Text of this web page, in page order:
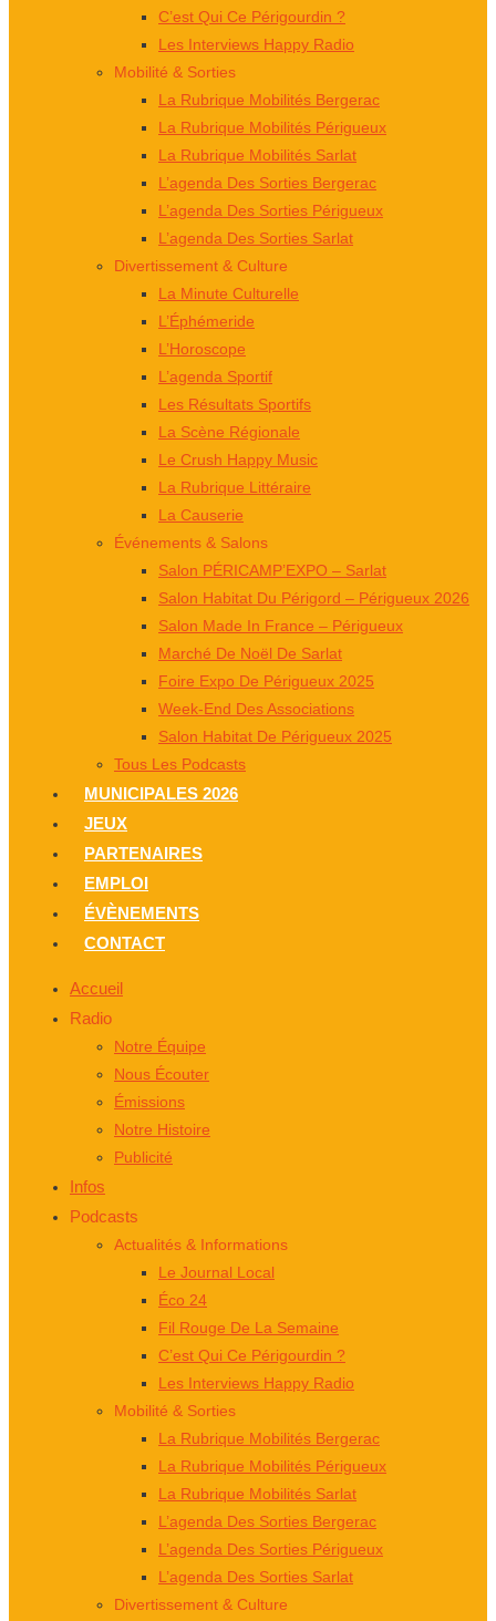
C’est Qui Ce Périgourdin ?
Les Interviews Happy Radio
Mobilité & Sorties
La Rubrique Mobilités Bergerac
La Rubrique Mobilités Périgueux
La Rubrique Mobilités Sarlat
L’agenda Des Sorties Bergerac
L’agenda Des Sorties Périgueux
L’agenda Des Sorties Sarlat
Divertissement & Culture
La Minute Culturelle
L’Éphémeride
L’Horoscope
L’agenda Sportif
Les Résultats Sportifs
La Scène Régionale
Le Crush Happy Music
La Rubrique Littéraire
La Causerie
Événements & Salons
Salon PÉRICAMP’EXPO – Sarlat
Salon Habitat Du Périgord – Périgueux 2026
Salon Made In France – Périgueux
Marché De Noël De Sarlat
Foire Expo De Périgueux 2025
Week-End Des Associations
Salon Habitat De Périgueux 2025
Tous Les Podcasts
MUNICIPALES 2026
JEUX
PARTENAIRES
EMPLOI
ÉVÈNEMENTS
CONTACT
Accueil
Radio
Notre Équipe
Nous Écouter
Émissions
Notre Histoire
Publicité
Infos
Podcasts
Actualités & Informations
Le Journal Local
Éco 24
Fil Rouge De La Semaine
C’est Qui Ce Périgourdin ?
Les Interviews Happy Radio
Mobilité & Sorties
La Rubrique Mobilités Bergerac
La Rubrique Mobilités Périgueux
La Rubrique Mobilités Sarlat
L’agenda Des Sorties Bergerac
L’agenda Des Sorties Périgueux
L’agenda Des Sorties Sarlat
Divertissement & Culture